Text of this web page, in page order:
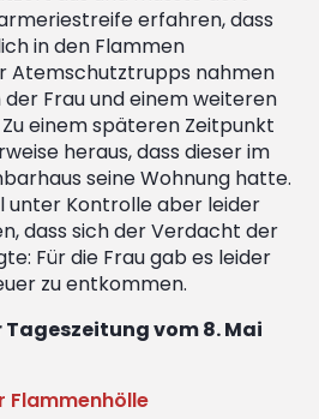
erfahren, dass
in den Flammen
Atemschutztrupps nahmen
Frau und einem weiteren
einem späteren Zeitpunkt
heraus, dass dieser im
seine Wohnung hatte.
unter Kontrolle aber leider
dass sich der Verdacht der
Für die Frau gab es leider
zu entkommen.
vom 8. Mai
Flammenhölle